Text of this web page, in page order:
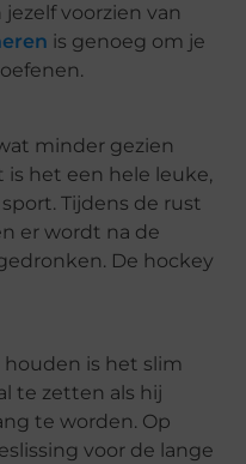
jezelf voorzien van
is genoeg om je
minder gezien
het een hele leuke,
Tijdens de rust
er wordt na de
De hockey
is het slim
te zetten als hij
te worden. Op
voor de lange